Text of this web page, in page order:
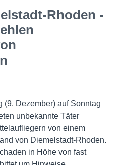
Rhoden -
(9. Dezember) auf Sonntag
unbekannte Täter
von einem
von Diemelstadt-Rhoden.
in Höhe von fast